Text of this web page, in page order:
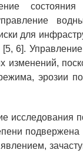
для
6].
изменений,
режима, эрозии
исследования